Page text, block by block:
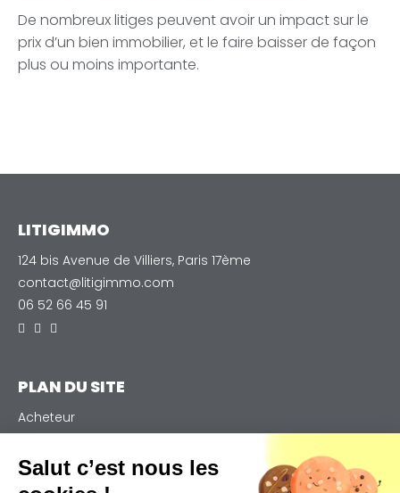
De nombreux litiges peuvent avoir un impact sur le
prix d’un bien immobilier, et le faire baisser de façon
plus ou moins importante.
LITIGIMMO
124 bis Avenue de Villiers, Paris 17ème
contact@litigimmo.com
06 52 66 45 91
PLAN DU SITE
Acheteur
Notre expertise
Qui sommes-nous
Salut c’est nous les